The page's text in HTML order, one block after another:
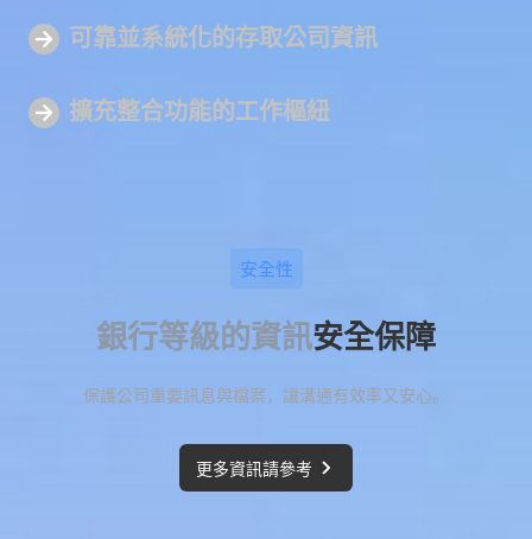
可靠並系統化的存取公司資訊
擴充整合功能的工作樞紐
安全性
銀行等級的資訊安全保障
保護公司重要訊息與檔案，讓溝通有效率又安心。
更多資訊請參考